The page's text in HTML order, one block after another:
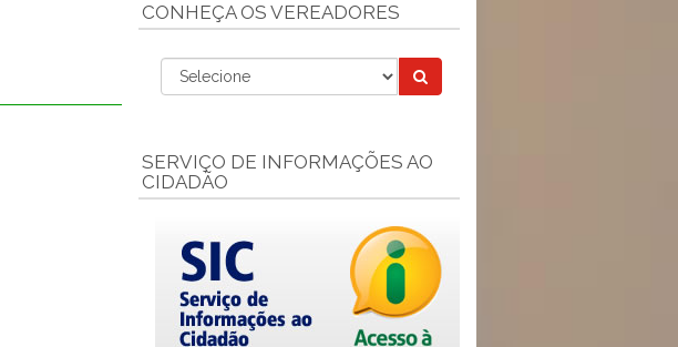
CONHEÇA OS VEREADORES
SERVIÇO DE INFORMAÇÕES AO
CIDADÃO